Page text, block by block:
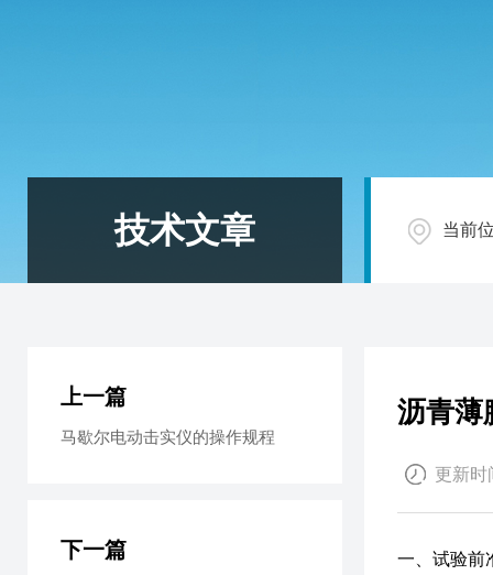
技术文章 当前
沥青薄
更新时
一、试验前
上一篇
马歇尔电动击实仪的操作规程
下一篇